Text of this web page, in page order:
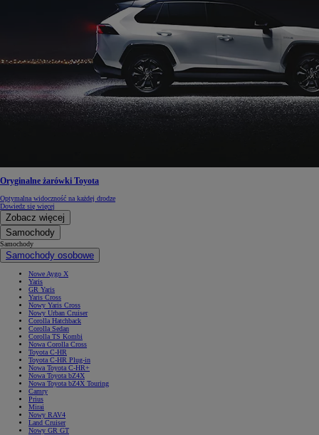
Oryginalne żarówki Toyota
Optymalna widoczność na każdej drodze
Dowiedz się więcej
Zobacz więcej
Samochody
Samochody
Samochody osobowe
Nowe Aygo X
Yaris
GR Yaris
Yaris Cross
Nowy Yaris Cross
Nowy Urban Cruiser
Corolla Hatchback
Corolla Sedan
Corolla TS Kombi
Nowa Corolla Cross
Toyota C-HR
Toyota C-HR Plug-in
Nowa Toyota C-HR+
Nowa Toyota bZ4X
Nowa Toyota bZ4X Touring
Camry
Prius
Mirai
Nowy RAV4
Land Cruiser
Nowy GR GT